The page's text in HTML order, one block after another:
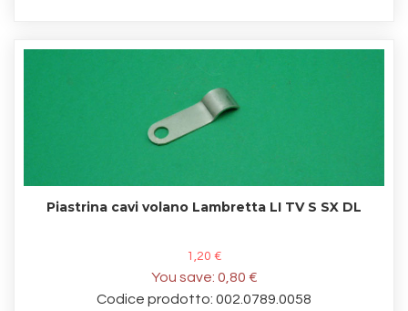
Piastrina cavi volano Lambretta LI TV S SX DL
1,20 €
You save: 0,80 €
Codice prodotto: 002.0789.0058